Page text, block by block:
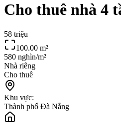
Cho thuê nhà 4
58 triệu
100.00 m²
580 nghìn/m²
Nhà riêng
Cho thuê
Khu vực:
Thành phố Đà Nẵng